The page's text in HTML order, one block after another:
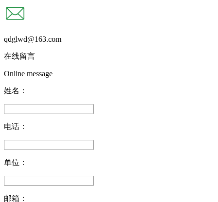
qdglwd@163.com
在线留言
Online message
姓名：
电话：
单位：
邮箱：